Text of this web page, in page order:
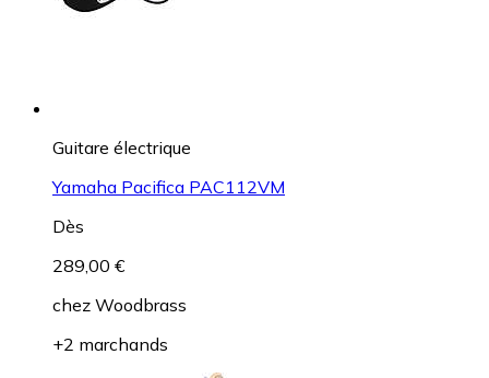
Guitare électrique
Yamaha Pacifica PAC112VM
Dès
289,00 €
chez Woodbrass
+2 marchands